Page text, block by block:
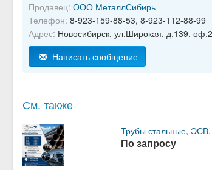
Продавец: ООО МеталлСибирь
Телефон: 8-923-159-88-53, 8-923-112-88-99
Адрес: Новосибирск, ул.Широкая, д.139,
Написать сообщение
См. также
Трубы стальные,
По запросу